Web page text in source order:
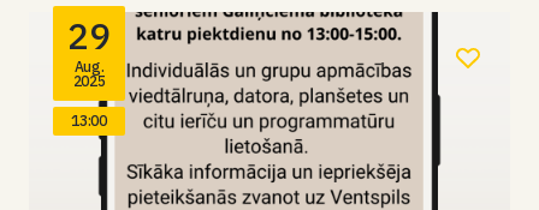
29
Aug.
2025
13:00